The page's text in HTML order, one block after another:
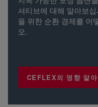
셔티브에 대해 알아보
을 위한 순환 경제를 어
오.
CEFLEX의 영향 알아